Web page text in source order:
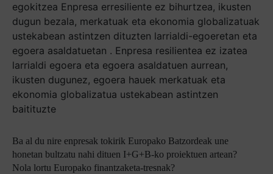
egokitzea Enpresa erresiliente ez bihurtzea, ikusten
dugun bezala, merkatuak eta ekonomia globalizatuak
ustekabean astintzen dituzten larrialdi-egoeretan eta
egoera asaldatuetan . Enpresa resilientea ez izatea
larrialdi egoera eta egoera asaldatuen aurrean,
ikusten dugunez, egoera hauek merkatuak eta
ekonomia globalizatua ustekabean astintzen
baitituzte
Ba al du nire enpresak tokirik Europako Batzordeak une
honetan bultzatu nahi dituen I+G+B-ko proiektuen artean?
Nola lortu Europako finantzaketa-tresnak?